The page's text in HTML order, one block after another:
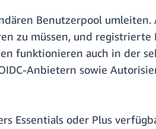
Benutzerpool umleiten.
zu müssen, und registrierte
funktionieren auch in der
Anbietern sowie
Essentials oder Plus